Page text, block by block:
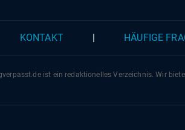
KONTAKT HÄUFIGE
deist ein redaktionelles Verzeichnis. Wir